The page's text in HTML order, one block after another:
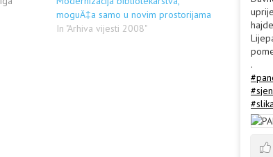
uručila
moguÄ‡a samo u novim prostorijama
In "Arhiva vijesti 2008"
.